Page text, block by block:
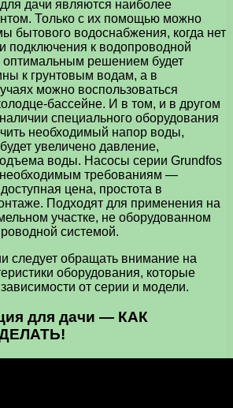
дачи являются наиболее
Только с их помощью можно
бытового водоснабжения, когда нет
подключения к водопроводной
решением будет
к грунтовым водам, а в
можно воспользоваться
бассейне. И в том, и в другом
специального оборудования
необходимый напор воды,
увеличено давление,
воды. Насосы серии Grundfos
необходимым требованиям —
цена, простота в
Подходят для применения на
участке, не оборудованном
системой.
следует обращать внимание на
оборудования, которые
от серии и модели.
для дачи — КАК